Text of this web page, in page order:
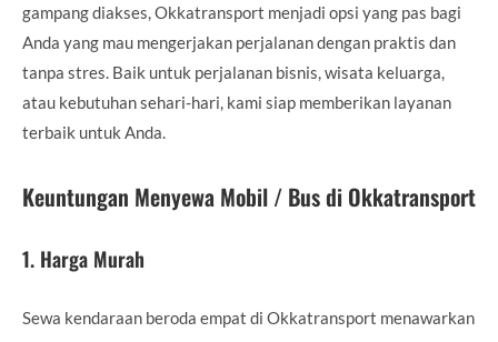
gampang diakses, Okkatransport menjadi opsi yang pas bagi
Anda yang mau mengerjakan perjalanan dengan praktis dan
tanpa stres. Baik untuk perjalanan bisnis, wisata keluarga,
atau kebutuhan sehari-hari, kami siap memberikan layanan
terbaik untuk Anda.
Keuntungan Menyewa Mobil / Bus di Okkatransport
1. Harga Murah
Sewa kendaraan beroda empat di Okkatransport menawarkan